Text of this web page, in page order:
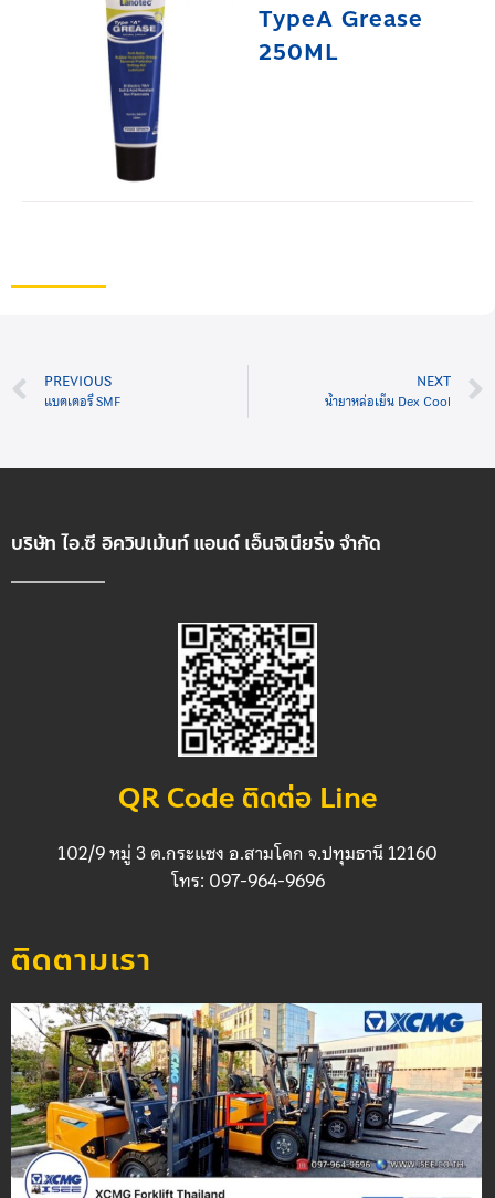
TypeA Grease
250ML
PREVIOUS
แบตเตอรี่ SMF
NEXT
น้ำยาหล่อเย็น Dex Cool
บริษัท ไอ.ซี อิควิปเม้นท์ แอนด์ เอ็นจิเนียริ่ง จำกัด
QR Code ติดต่อ Line
102/9 หมู่ 3 ต.กระแซง อ.สามโคก จ.ปทุมธานี 12160
โทร: 097-964-9696
ติดตามเรา